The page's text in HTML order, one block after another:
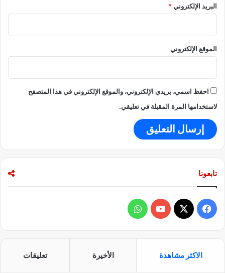
البريد الإلكتروني*
الموقع الإلكتروني
احفظ اسمي، بريدي الإلكتروني، والموقع الإلكتروني في هذا المتصفح
لاستخدامها المرة المقبلة في تعليقي.
تابعونا
ي
X
Y
ا
الاكثر مشاهدة الأخيرة تعليقات